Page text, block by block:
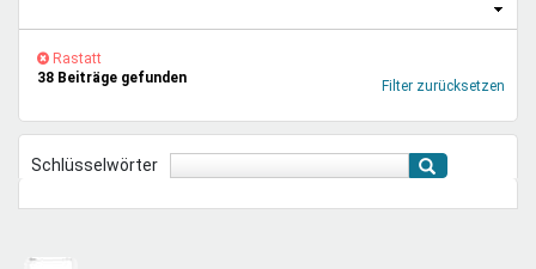
Mentoren & Projekte
Schule & Beruf
(-) Rastatt-
Filter
Rastatt
Filter zurücksetzen
38 Beiträge gefunden
Schlüsselwörter